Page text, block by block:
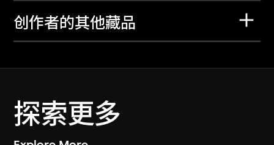
创作者的其他藏品
探索更多